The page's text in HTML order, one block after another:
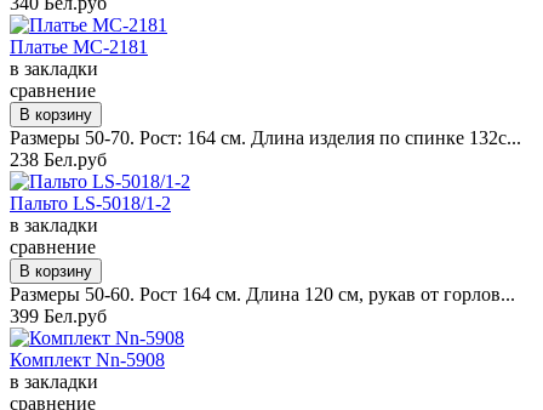
Платье MC-2181
в закладки
сравнение
Размеры 50-70. Рост: 164 см. Длина изделия по спинке 132с...
238 Бел.руб
Пальто LS-5018/1-2
в закладки
сравнение
Размеры 50-60. Рост 164 см. Длина 120 см, рукав от горлов...
399 Бел.руб
Комплект Nn-5908
в закладки
сравнение